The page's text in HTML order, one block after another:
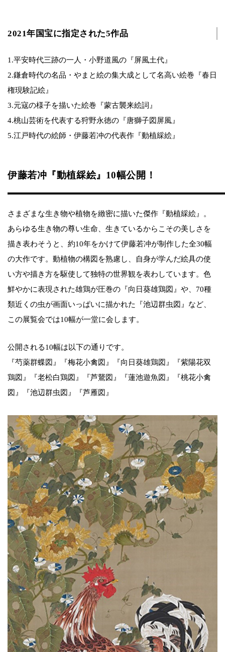
2021年国宝に指定された5作品
1.平安時代三跡の一人・小野道風の『屏風土代』
2.鎌倉時代の名品・やまと絵の集大成として名高い絵巻『春日
権現験記絵』
3.元寇の様子を描いた絵巻『蒙古襲来絵詞』
4.桃山芸術を代表する狩野永徳の『唐獅子図屏風』
5.江戸時代の絵師・伊藤若冲の代表作『動植綵絵』
伊藤若冲『動植綵絵』10幅公開！
さまざまな生き物や植物を緻密に描いた傑作『動植綵絵』。
あらゆる生き物の尊い生命、生きているからこその美しさを
描き表わそうと、約10年をかけて伊藤若冲が制作した全30幅
の大作です。動植物の構図を熟慮し、自身が学んだ絵具の使
い方や描き方を駆使して独特の世界観を表わしています。色
鮮やかに表現された雄鶏が圧巻の『向日葵雄鶏図』や、70種
類近くの虫が画面いっぱいに描かれた『池辺群虫図』など、
この展覧会では10幅が一堂に会します。
公開される10幅は以下の通りです。
『芍薬群蝶図』『梅花小禽図』『向日葵雄鶏図』『紫陽花双
鶏図』『老松白鶏図』『芦鵞図』『蓮池遊魚図』『桃花小禽
図』『池辺群虫図』『芦雁図』